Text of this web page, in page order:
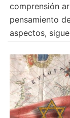
comprensión
pensamiento
aspectos,